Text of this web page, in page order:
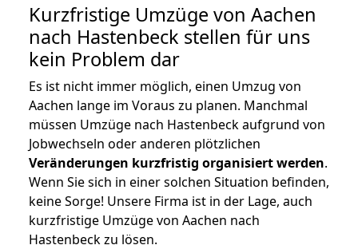
Kurzfristige Umzüge von Aachen
nach Hastenbeck stellen für uns
kein Problem dar
Es ist nicht immer möglich, einen Umzug von
Aachen lange im Voraus zu planen. Manchmal
müssen Umzüge nach Hastenbeck aufgrund von
Jobwechseln oder anderen plötzlichen
Veränderungen kurzfristig organisiert werden.
Wenn Sie sich in einer solchen Situation befinden,
keine Sorge! Unsere Firma ist in der Lage, auch
kurzfristige Umzüge von Aachen nach
Hastenbeck zu lösen.